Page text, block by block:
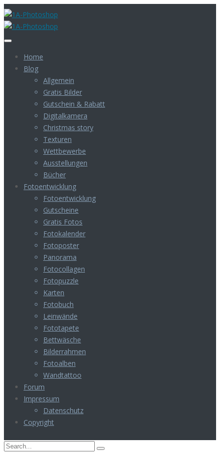
Home
Blog
Allgemein
Gratis Bilder
Gutschein & Rabatt
Digitalkamera
Christmas story
Texturen
Wettbewerbe
Ausstellungen
Bücher
Fotoentwicklung
Fotoentwicklung
Gutscheine
Gratis Fotos
Fotokalender
Fotoposter
Panorama
Fotocollagen
Fotopuzzle
Karten
Fotobuch
Leinwände
Fototapete
Bettwäsche
Bilderrahmen
Fotoalben
Wandtattoo
Forum
Impressum
Datenschutz
Copyright